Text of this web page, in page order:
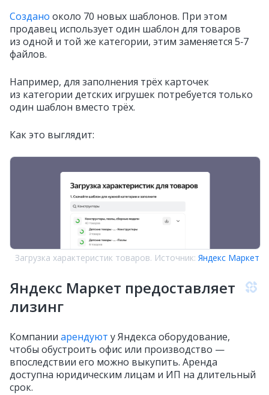
Создано около 70 новых шаблонов. При этом
продавец использует один шаблон для товаров
из одной и той же категории, этим заменяется 5‑7
файлов.
Например, для заполнения трёх карточек
из категории детских игрушек потребуется только
один шаблон вместо трёх.
Как это выглядит:
Загрузка характеристик товаров. Источник: Яндекс Маркет
Яндекс Маркет предоставляет
лизинг
Компании арендуют у Яндекса оборудование,
чтобы обустроить офис или производство —
впоследствии его можно выкупить. Аренда
доступна юридическим лицам и ИП на длительный
срок.